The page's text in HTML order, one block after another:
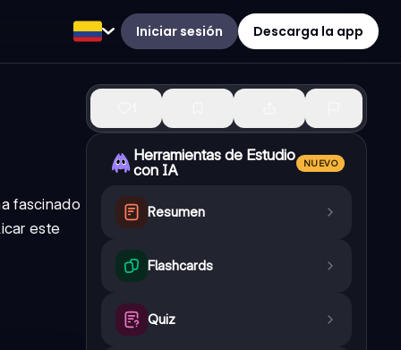
Iniciar sesión Descarga la app
fascinado
este
Herramientas de Estudio
con IA
NUEVO
Resumen
Flashcards
Quiz